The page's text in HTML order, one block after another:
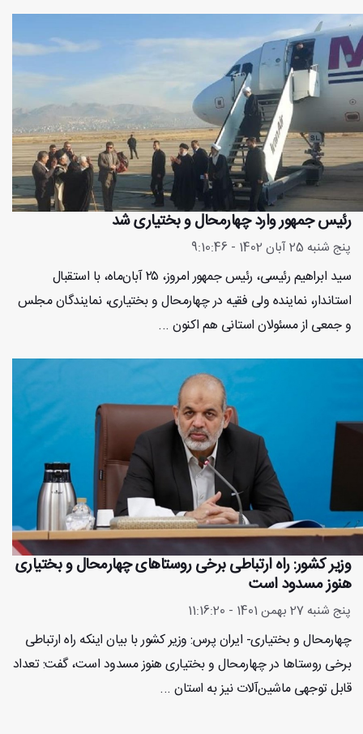
رئیس جمهور وارد چهارمحال و بختیاری شد
پنج شنبه 25 آبان 1402 - 9:10:46
سید ابراهیم رئیسی، رئیس جمهور امروز، ۲۵ آبان‌ماه، با استقبال
استاندار، نماینده‌ ولی فقیه در چهارمحال و بختیاری، نمایندگان مجلس
و جمعی از مسئولان استانی هم اکنون ...
وزیر کشور: راه ارتباطی برخی روستاهای چهارمحال و بختیاری
هنوز مسدود است
پنج شنبه 27 بهمن 1401 - 11:16:20
چهارمحال و بختیاری- ایران پرس: وزیر کشور با بیان اینکه راه ارتباطی
برخی روستاها در چهارمحال و بختیاری هنوز مسدود است، گفت: تعداد
قابل توجهی ماشین‌آلات نیز به استان ...